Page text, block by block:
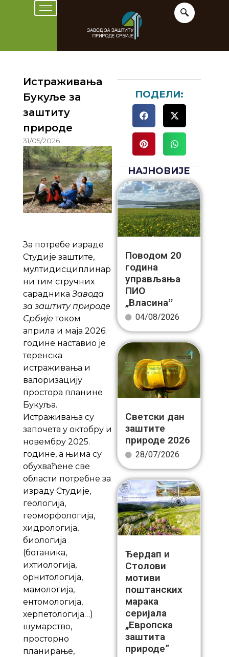
Истраживања
Букуље за
заштиту
природе
31/05/2026
За потребе израде
Студије заштите,
мултидисциплинар
ни тим стручних
сарадникаЗавода
за заштиту природе
Србијетоком
априла и маја 2026.
године наставио је
теренска
истраживања и
валоризацију
простора планине
Букуља.
Истраживања су
започета у октобру и
новембру 2025.
године, а њима су
обухваћене све
области потребне за
израду Студије,
геологија,
геоморфологија,
хидрологија,
биологија
(ботаника,
ихтиологија,
орнитологија,
мамологија,
ентомологија,
херпетологија…)
шумарство,
просторно
планирање,
ПОДЕЛИ:
НАЈНОВИЈЕ
Поводом 20
година
управљања
ПИО
„Власинаˮ
04/08/2026
Светски дан
заштите
природе 2026
28/07/2026
Ђердап и
Столови
мотиви
поштанских
марака
серијала
„Европска
заштита
природе”